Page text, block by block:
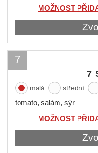
MOŽNOST
7
malá střední
tomato, salám, sýr
MOŽNOST
7